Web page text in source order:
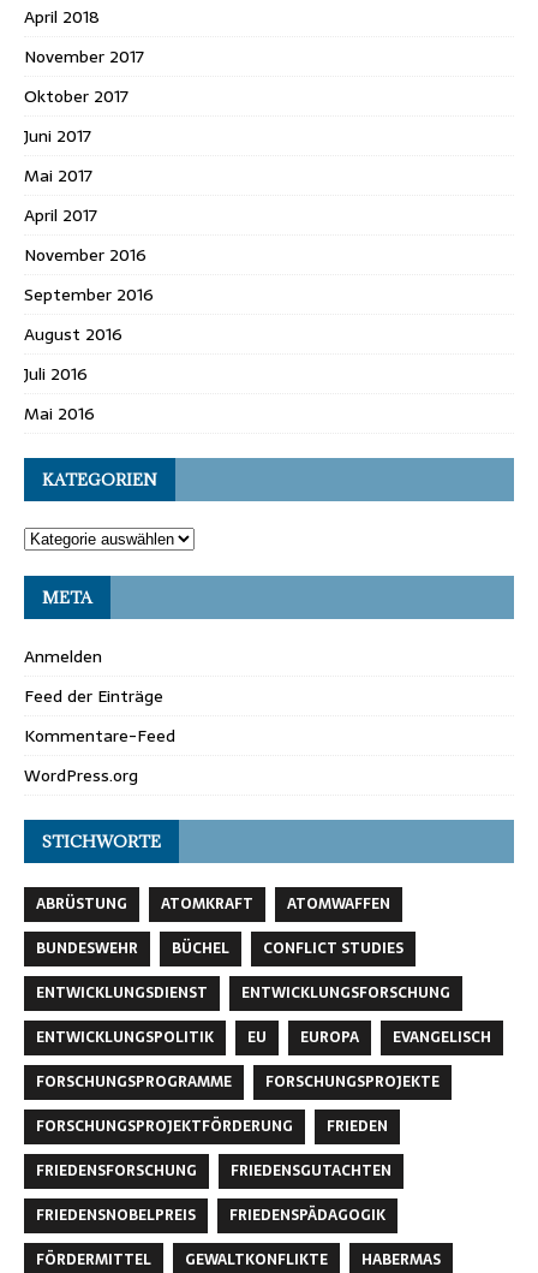
April 2018
November 2017
Oktober 2017
Juni 2017
Mai 2017
April 2017
November 2016
September 2016
August 2016
Juli 2016
Mai 2016
KATEGORIEN
META
Anmelden
Feed der Einträge
Kommentare-Feed
WordPress.org
STICHWORTE
ABRÜSTUNG ATOMKRAFT
ATOMWAFFEN
BUNDESWEHR
BÜCHEL
CONFLICT STUDIES
ENTWICKLUNGSDIENST
ENTWICKLUNGSFORSCHUNG
ENTWICKLUNGSPOLITIK
EU EUROPA
EVANGELISCH
FORSCHUNGSPROGRAMME
FORSCHUNGSPROJEKTE
FORSCHUNGSPROJEKTFÖRDERUNG
FRIEDEN
FRIEDENSFORSCHUNG
FRIEDENSGUTACHTEN
FRIEDENSNOBELPREIS
FRIEDENSPÄDAGOGIK
FÖRDERMITTEL
GEWALTKONFLIKTE
HABERMAS